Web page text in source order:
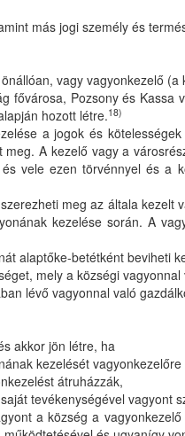
más jogi személy és
vagy vagyonkezelő
fővárosa, Pozsony és
hozott létre.18)
a jogok és
meg. A kezelő vagy a
vele ezen törvénnyel és a
meg az általa
kezelése során. A
alaptőke-betétként beviheti
mely a községi
lévő vagyonnal való
akkor jön létre, ha
kezelését
átruházzák,
tevékenységével vagyont
a község a